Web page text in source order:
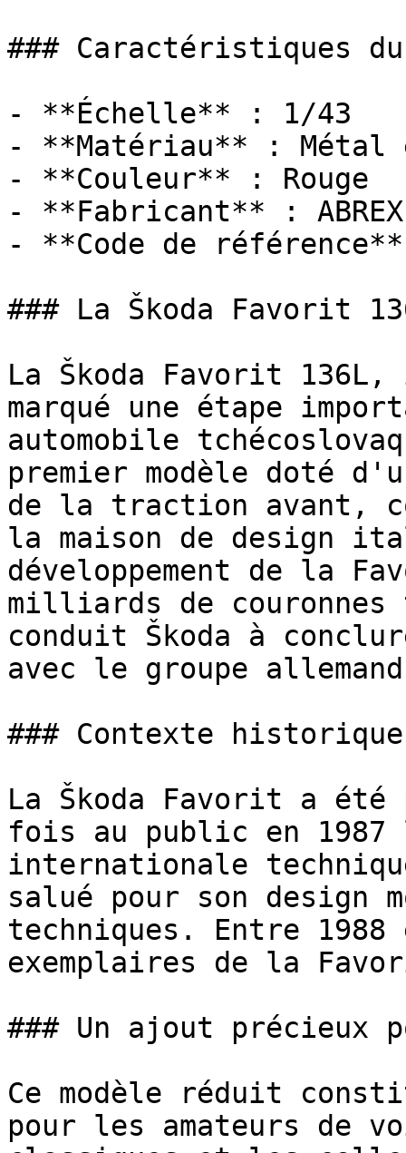
### Caractéristiques
- **Échelle** : 1/43
- **Matériau** : Métal
- **Couleur** : Rouge
- **Fabricant** : ABREX
- **Code de référence** :
### La Škoda Favorit
La Škoda Favorit
marqué une étape
automobile
premier modèle doté
de la traction avant,
la maison de design
développement de la
milliards de couronnes
conduit Škoda à
avec le groupe
### Contexte historique
La Škoda Favorit a été
fois au public en
internationale
salué pour son design
techniques. Entre 1988
exemplaires de la
### Un ajout précieux
Ce modèle réduit
pour les amateurs de